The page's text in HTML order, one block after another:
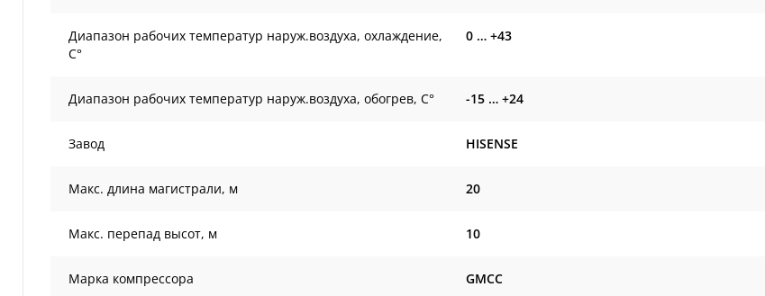
Диапазон рабочих температур наруж.воздуха, охлаждение,
С°
0 … +43
Диапазон рабочих температур наруж.воздуха, обогрев, С° -15 … +24
Завод HISENSE
Макс. длина магистрали, м 20
Макс. перепад высот, м 10
Марка компрессора GMCC